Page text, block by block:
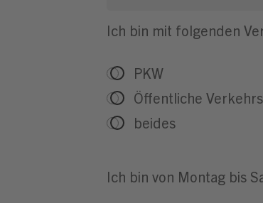
Ich bin mit folgenden
PKW
Öffentliche
beides
Ich bin von Montag bis